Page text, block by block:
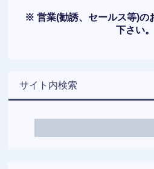
※ 営業(勧誘、セールス等)の
下さい。
サイト内検索